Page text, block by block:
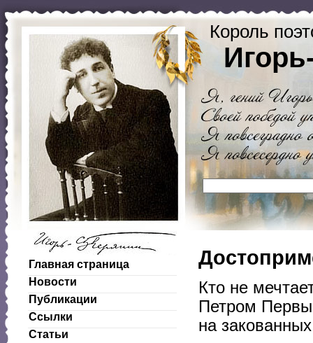
Король
Главная страница
Новости
Публикации
Ссылки
Статьи
Кто не
Петром
на